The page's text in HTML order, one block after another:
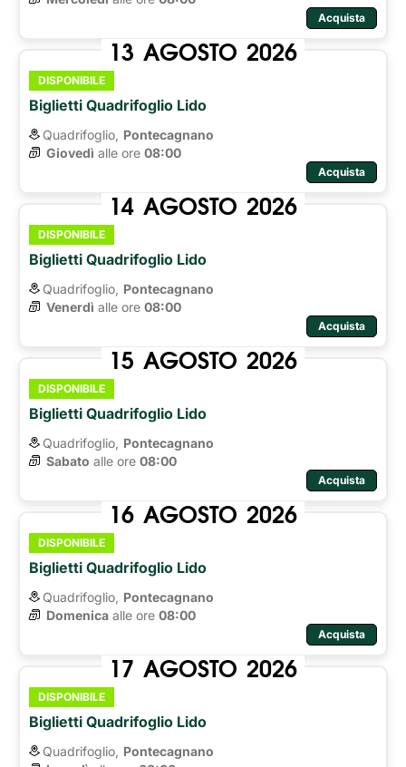
Acquista
13 AGOSTO 2026
DISPONIBILE
Biglietti Quadrifoglio Lido
Quadrifoglio, Pontecagnano
Giovedì alle ore 08:00
Acquista
14 AGOSTO 2026
DISPONIBILE
Biglietti Quadrifoglio Lido
Quadrifoglio, Pontecagnano
Venerdì alle ore 08:00
Acquista
15 AGOSTO 2026
DISPONIBILE
Biglietti Quadrifoglio Lido
Quadrifoglio, Pontecagnano
Sabato alle ore 08:00
Acquista
16 AGOSTO 2026
DISPONIBILE
Biglietti Quadrifoglio Lido
Quadrifoglio, Pontecagnano
Domenica alle ore 08:00
Acquista
17 AGOSTO 2026
DISPONIBILE
Biglietti Quadrifoglio Lido
Quadrifoglio, Pontecagnano